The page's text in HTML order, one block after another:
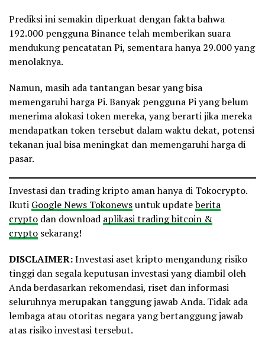
Prediksi ini semakin diperkuat dengan fakta bahwa
192.000 pengguna Binance telah memberikan suara
mendukung pencatatan Pi, sementara hanya 29.000 yang
menolaknya.
Namun, masih ada tantangan besar yang bisa
memengaruhi harga Pi. Banyak pengguna Pi yang belum
menerima alokasi token mereka, yang berarti jika mereka
mendapatkan token tersebut dalam waktu dekat, potensi
tekanan jual bisa meningkat dan memengaruhi harga di
pasar.
Investasi dan trading kripto aman hanya di Tokocrypto.
Ikuti Google News Tokonewsuntuk updateberita
crypto dan download aplikasi trading bitcoin &
crypto sekarang!
DISCLAIMER:Investasi aset kripto mengandung risiko
tinggi dan segala keputusan investasi yang diambil oleh
Anda berdasarkan rekomendasi, riset dan informasi
seluruhnya merupakan tanggung jawab Anda. Tidak ada
lembaga atau otoritas negara yang bertanggung jawab
atas risiko investasi tersebut.